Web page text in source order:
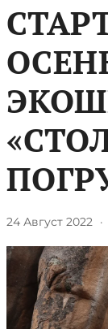
24 Август 2022 ·